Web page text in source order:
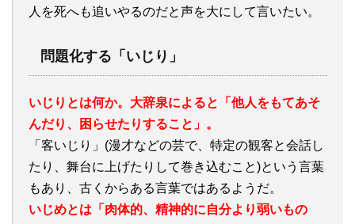
人を死へも追いやるのだと声を大にして言いたい。
問題化する「いじり」
いじりとは何か。大辞泉によると「他人をもてあそ
んだり、困らせたりすること」。
「客いじり」(漫才などの芸で、特定の観客と会話し
たり、舞台に上げたりして巻き込むこと)という言葉
もあり、古くからある言葉ではあるようだ。
いじめとは「肉体的、精神的に自分より弱いもの